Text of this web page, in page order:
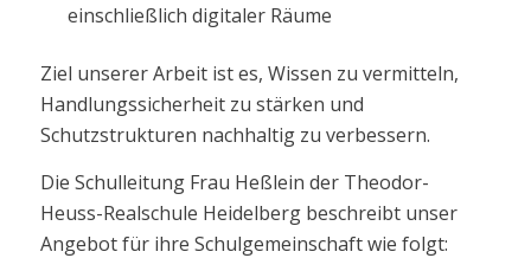
einschließlich digitaler Räume
Ziel unserer Arbeit ist es, Wissen zu vermitteln,
Handlungssicherheit zu stärken und
Schutzstrukturen nachhaltig zu verbessern.
Die Schulleitung Frau Heßlein der Theodor-
Heuss-Realschule Heidelberg beschreibt unser
Angebot für ihre Schulgemeinschaft wie folgt: